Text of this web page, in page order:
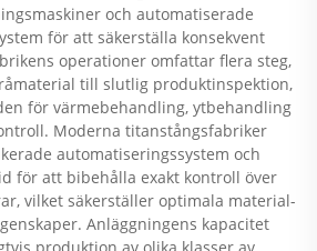
och automatiserade
för att säkerställa konsekvent
operationer omfattar flera steg,
till slutlig produktinspektion,
för värmebehandling, ytbehandling
Moderna titanstångsfabriker
automatiseringssystem och
för att bibehålla exakt kontroll över
vilket säkerställer optimala material-
Anläggningens kapacitet